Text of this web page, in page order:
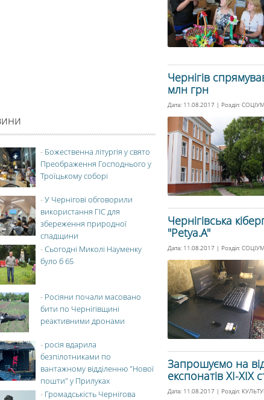
Чернігів
млн грн
Дата: 11.08.2017 | Розділ: СОЦІУМ
Чернігівська
"Petya.A"
Дата: 11.08.2017 | Розділ: СОЦІУМ
Запрошуємо на
експонатів ХІ-ХІХ
Дата: 11.08.2017 | Розділ:
- Божественна літургія у свято
Преображення Господнього у
Троїцькому соборі
-У Чернігові обговорили
використання ГІС для
збереження природної
спадщини
-Сьогодні Миколі Науменку
було б 65
- Росіяни почали масовано
бити по Чернігівщині
реактивними дронами
- росія вдарила
безпілотниками по
вантажному відділенню "Нової
пошти" у Прилуках
- Громадськість Чернігова